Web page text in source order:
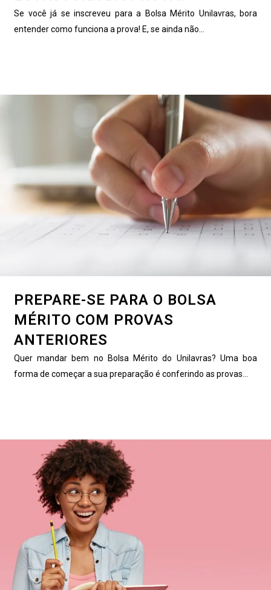
Se você já se inscreveu para a Bolsa Mérito Unilavras, bora
entender como funciona a prova! E, se ainda não...
PREPARE-SE PARA O BOLSA
MÉRITO COM PROVAS
ANTERIORES
Quer mandar bem no Bolsa Mérito do Unilavras? Uma boa
forma de começar a sua preparação é conferindo as provas...